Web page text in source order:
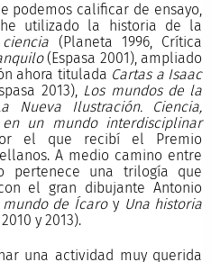
podemos calificar de ensayo,
utilizado la historia de la
(Planeta 1996, Crítica
(Espasa 2001), ampliado
ahora titulada Cartas a Isaac
2013), Los mundos de la
Nueva Ilustración. Ciencia,
un mundo interdisciplinar
el que recibí el Premio
A medio camino entre
pertenece una trilogía que
el gran dibujante Antonio
mundo de Ícaroy Una historia
y 2013).
una actividad muy querida